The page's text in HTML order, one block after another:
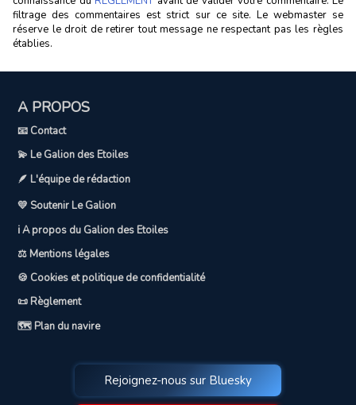
filtrage des commentaires est strict sur ce site. Le webmaster se
réserve le droit de retirer tout message ne respectant pas les règles
établies.
A PROPOS
📧 Contact
💫 Le Galion des Etoiles
🪶 L'équipe de rédaction
💛 Soutenir Le Galion
ℹ️ A propos du Galion des Etoiles
⚖️ Mentions légales
🍪 Cookies et politique de confidentialité
📜 Règlement
🗺️ Plan du navire
Rejoignez-nous sur Bluesky